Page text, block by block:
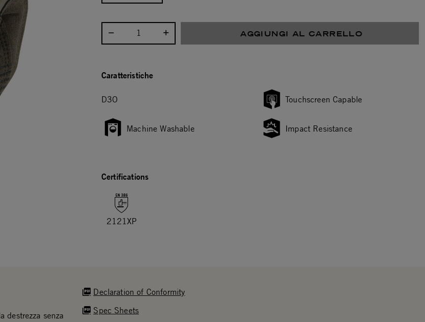
Seleziona la quantità: AGGIUNGI AL CARRELLO
Caratteristiche
D3O Touchscreen Capable
Machine Washable Impact Resistance
Certifications
2121XP
destrezza senza
Declaration of Conformity
Spec Sheets